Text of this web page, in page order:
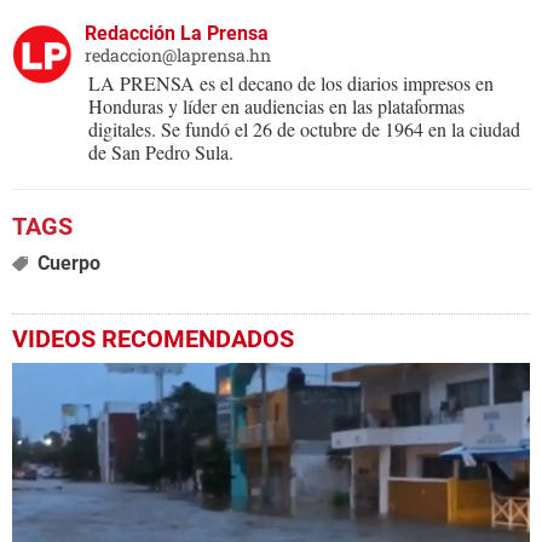
Redacción La Prensa
redaccion@laprensa.hn
LA PRENSA es el decano de los diarios impresos en
Honduras y líder en audiencias en las plataformas
digitales. Se fundó el 26 de octubre de 1964 en la ciudad
de San Pedro Sula.
Cuerpo
VIDEOS RECOMENDADOS